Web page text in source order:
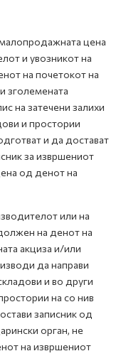
цена
и увозникот на
на почетокот на
зголемената
на затечени залихи
и простории
и да достават
за извршениот
од денот на
или на
на денот на
акциза и/или
да направи
и во други
на со нив
записник од
орган, не
на извршениот